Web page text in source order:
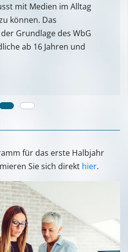
mit Medien im Alltag
können. Das
Grundlage des WbG
ab 16 Jahren und
für das erste Halbjahr
Sie sich direkt hier.